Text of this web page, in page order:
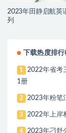
2023年田静启航英
列
下载热度排行
1
2022年省考
1册
2 2023年粉笔
3 2022年上岸
4 2023年刁舒